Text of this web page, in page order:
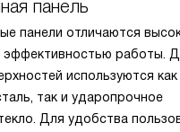
панель
панели отличаются
работы.
используются как
так и ударопрочное
Для удобства